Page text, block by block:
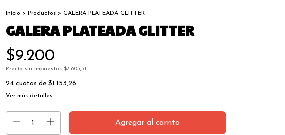
Inicio > Productos > GALERA PLATEADA GLITTER
GALERA PLATEADA GLITTER
$9.200
Precio sin impuestos $7.603,31
24 cuotas de $1.153,26
Ver más detalles